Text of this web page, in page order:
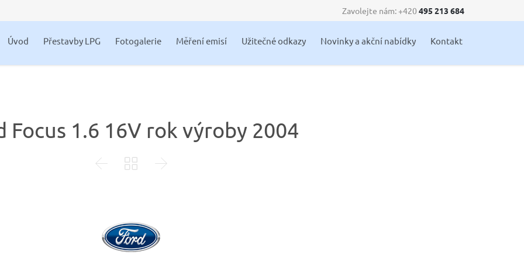
Zavolejte nám: +420 495 213 684
content
Úvod Přestavby LPG Fotogalerie Měření emisí Užitečné odkazy Novinky a akční nabídky Kontakt
Focus 1.6 16V rok výroby 2004
  